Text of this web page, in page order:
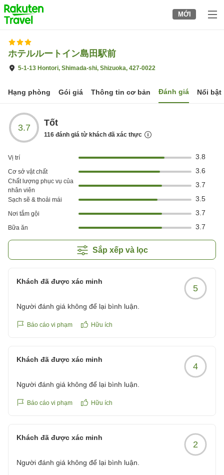
to
top
page
MỚI
ホテルルートイン島田駅前
5-1-13 Hontori, Shimada-shi, Shizuoka, 427-0022
Hạng phòng Gói giá Thông tin cơ bản Đánh giá Nổi bật
3.7 Tốt
116 đánh giá từ khách đã xác thực
Vị trí 3.8
Cơ sở vật chất 3.6
Chất lượng phục vụ của
nhân viên
3.7
Sạch sẽ & thoải mái 3.5
Nơi tắm gội 3.7
Bữa ăn 3.7
Sắp xếp và lọc
Khách đã được xác minh
5
Người đánh giá không để lại bình luận.
Báo cáo vi phạm Hữu ích
Khách đã được xác minh
4
Người đánh giá không để lại bình luận.
Báo cáo vi phạm Hữu ích
Khách đã được xác minh
2
Người đánh giá không để lại bình luận.